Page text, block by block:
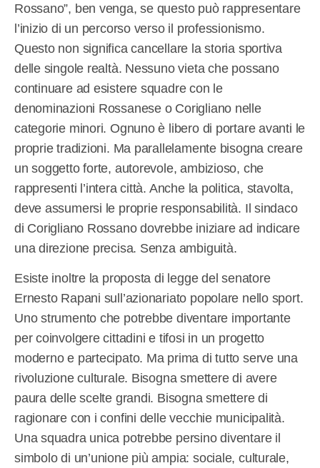
Rossano”, ben venga, se questo può rappresentare
l’inizio di un percorso verso il professionismo.
Questo non significa cancellare la storia sportiva
delle singole realtà. Nessuno vieta che possano
continuare ad esistere squadre con le
denominazioni Rossanese o Corigliano nelle
categorie minori. Ognuno è libero di portare avanti le
proprie tradizioni. Ma parallelamente bisogna creare
un soggetto forte, autorevole, ambizioso, che
rappresenti l’intera città. Anche la politica, stavolta,
deve assumersi le proprie responsabilità. Il sindaco
di Corigliano Rossano dovrebbe iniziare ad indicare
una direzione precisa. Senza ambiguità.
Esiste inoltre la proposta di legge del senatore
Ernesto Rapani sull’azionariato popolare nello sport.
Uno strumento che potrebbe diventare importante
per coinvolgere cittadini e tifosi in un progetto
moderno e partecipato. Ma prima di tutto serve una
rivoluzione culturale. Bisogna smettere di avere
paura delle scelte grandi. Bisogna smettere di
ragionare con i confini delle vecchie municipalità.
Una squadra unica potrebbe persino diventare il
simbolo di un’unione più ampia: sociale, culturale,